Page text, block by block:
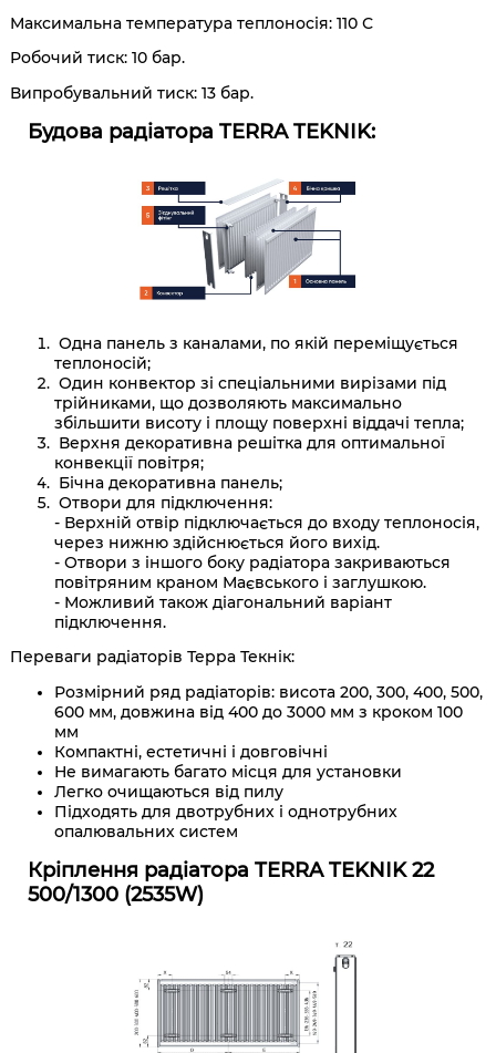
Максимальна температура теплоносія: 110 С
Робочий тиск: 10 бар.
Випробувальний тиск: 13 бар.
Будова радіатора TERRA TEKNIK:
Одна панель з каналами, по якій переміщується
теплоносій;
Один конвектор зі спеціальними вирізами під
трійниками, що дозволяють максимально
збільшити висоту і площу поверхні віддачі тепла;
Верхня декоративна решітка для оптимальної
конвекції повітря;
Бічна декоративна панель;
Отвори для підключення:
- Верхній отвір підключається до входу теплоносія,
через нижню здійснюється його вихід.
- Отвори з іншого боку радіатора закриваються
повітряним краном Маєвського і заглушкою.
- Можливий також діагональний варіант
підключення.
Переваги радіаторів Терра Текнік:
Розмірний ряд радіаторів: висота 200, 300, 400, 500,
600 мм, довжина від 400 до 3000 мм з кроком 100
мм
Компактні, естетичні і довговічні
Не вимагають багато місця для установки
Легко очищаються від пилу
Підходять для двотрубних і однотрубних
опалювальних систем
Кріплення радіатора TERRA TEKNIK 22
500/1300 (2535W)